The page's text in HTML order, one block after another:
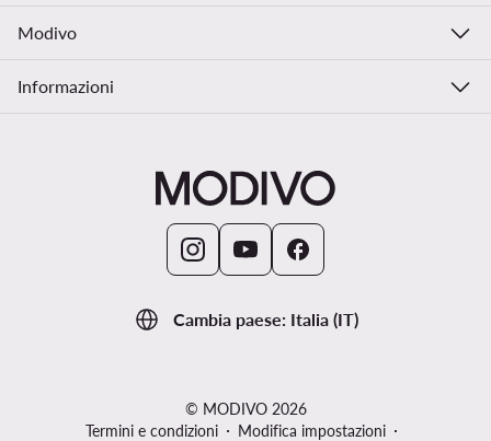
Cambia paese: Italia (IT)
Modivo
Informazioni
© MODIVO 2026
Termini e condizioni
Modifica impostazioni